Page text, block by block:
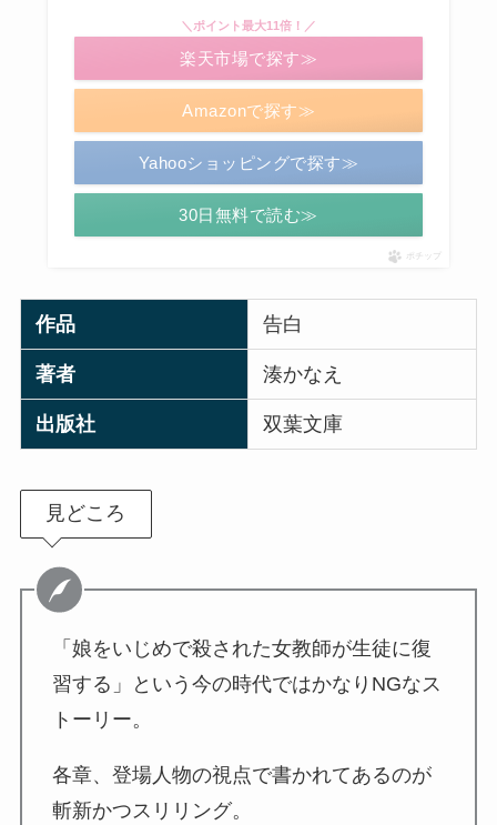
Amazonで探す≫
＼ポイント最大11倍！／
楽天市場で探す≫
Yahooショッピングで探す≫
30日無料で読む≫
ポチップ
作品 告白
著者 湊かなえ
出版社 双葉文庫
見どころ
「娘をいじめで殺された女教師が生徒に復
習する」という今の時代ではかなりNGなス
トーリー。
各章、登場人物の視点で書かれてあるのが
斬新かつスリリング。